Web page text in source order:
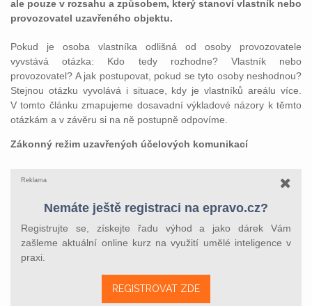
ale pouze v rozsahu a způsobem, který stanoví vlastník nebo
provozovatel uzavřeného objektu.
Pokud je osoba vlastníka odlišná od osoby provozovatele
vyvstává otázka: Kdo tedy rozhodne? Vlastník nebo
provozovatel? A jak postupovat, pokud se tyto osoby neshodnou?
Stejnou otázku vyvolává i situace, kdy je vlastníků areálu více.
V tomto článku zmapujeme dosavadní výkladové názory k těmto
otázkám a v závěru si na ně postupně odpovíme.
Zákonný režim uzavřených účelových komunikací
Reklama
Nemáte ještě registraci na epravo.cz?
Registrujte se, získejte řadu výhod a jako dárek Vám
zašleme aktuální online kurz na využití umělé inteligence v
praxi.
REGISTROVAT ZDE